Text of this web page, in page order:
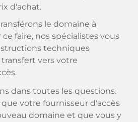
d'achat.
le domaine à
faire, nos spécialistes vous
techniques
vers votre
dans toutes les questions.
que votre fournisseur d'accès
domaine et que vous y